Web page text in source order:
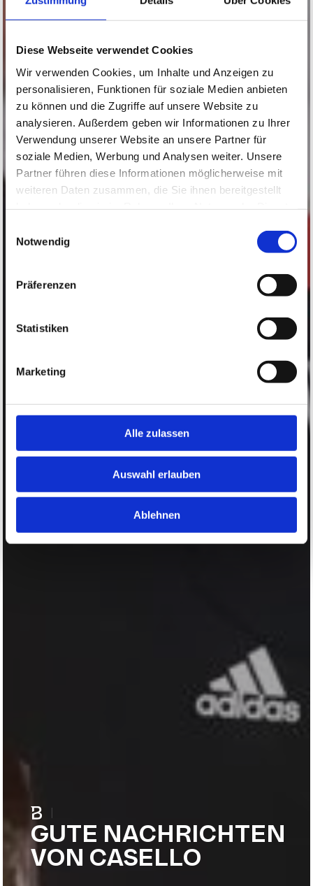
Diese Webseite verwendet Cookies
Wir verwenden Cookies, um Inhalte und Anzeigen zu
personalisieren, Funktionen für soziale Medien anbieten
zu können und die Zugriffe auf unsere Website zu
analysieren. Außerdem geben wir Informationen zu Ihrer
Verwendung unserer Website an unsere Partner für
soziale Medien, Werbung und Analysen weiter. Unsere
Partner führen diese Informationen möglicherweise mit
weiteren Daten zusammen, die Sie ihnen bereitgestellt
Notwendig
Präferenzen
Statistiken
Marketing
Alle zulassen
Auswahl erlauben
Ablehnen
GUTE NACHRICHTEN
VON CASELLO